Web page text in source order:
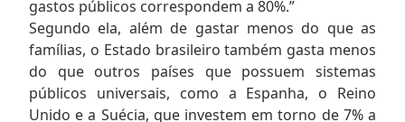
gastos públicos correspondem a 80%.”
Segundo ela, além de gastar menos do que as
famílias, o Estado brasileiro também gasta menos
do que outros países que possuem sistemas
públicos universais, como a Espanha, o Reino
Unido e a Suécia, que investem em torno de 7% a